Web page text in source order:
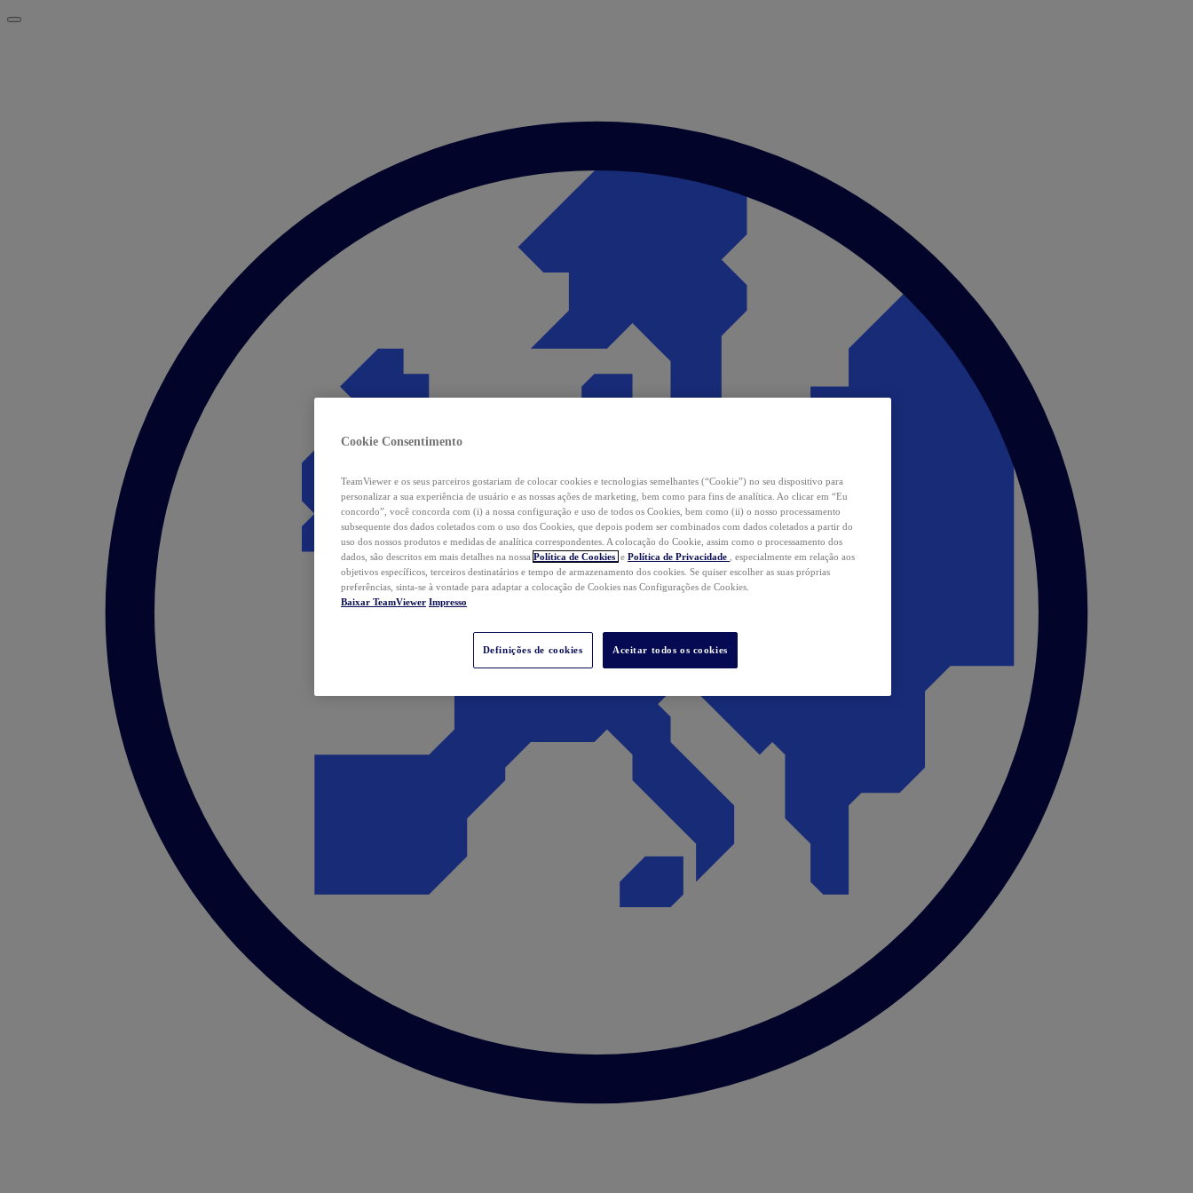
Cookie Consentimento
TeamViewer e os seus parceiros gostariam de colocar cookies e tecnologias semelhantes (“Cookie”) no seu dispositivo para
personalizar a sua experiência de usuário e as nossas ações de marketing, bem como para fins de analítica. Ao clicar em “Eu
concordo”, você concorda com (i) a nossa configuração e uso de todos os Cookies, bem como (ii) o nosso processamento
subsequente dos dados coletados com o uso dos Cookies, que depois podem ser combinados com dados coletados a partir do
uso dos nossos produtos e medidas de analítica correspondentes. A colocação do Cookie, assim como o processamento dos
dados, são descritos em mais detalhes na nossa Política de Cookies e Política de Privacidade
, especialmente em relação aos
objetivos específicos, terceiros destinatários e tempo de armazenamento dos cookies. Se quiser escolher as suas próprias
preferências, sinta-se à vontade para adaptar a colocação de Cookies nas Configurações de Cookies.
Baixar TeamViewer Impresso
Definições de cookies Aceitar todos os cookies